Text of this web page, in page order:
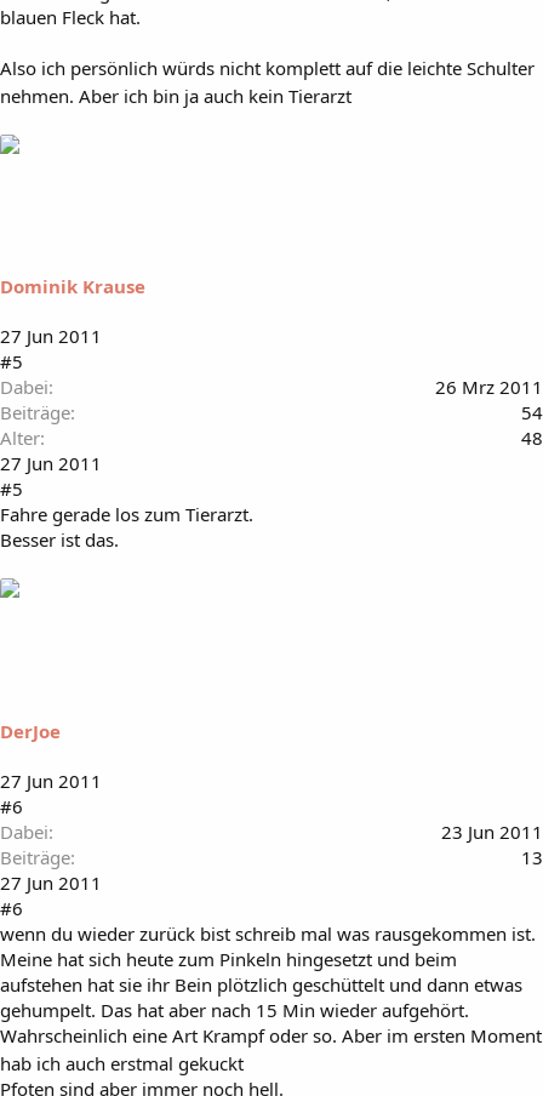
blauen Fleck hat.
Also ich persönlich würds nicht komplett auf die leichte Schulter
nehmen. Aber ich bin ja auch kein Tierarzt
Dominik Krause
27 Jun 2011
#5
Dabei
26 Mrz 2011
Beiträge
54
Alter
48
27 Jun 2011
#5
Fahre gerade los zum Tierarzt.
Besser ist das.
DerJoe
27 Jun 2011
#6
Dabei
23 Jun 2011
Beiträge
13
27 Jun 2011
#6
wenn du wieder zurück bist schreib mal was rausgekommen ist.
Meine hat sich heute zum Pinkeln hingesetzt und beim
aufstehen hat sie ihr Bein plötzlich geschüttelt und dann etwas
gehumpelt. Das hat aber nach 15 Min wieder aufgehört.
Wahrscheinlich eine Art Krampf oder so. Aber im ersten Moment
hab ich auch erstmal gekuckt
Pfoten sind aber immer noch hell.